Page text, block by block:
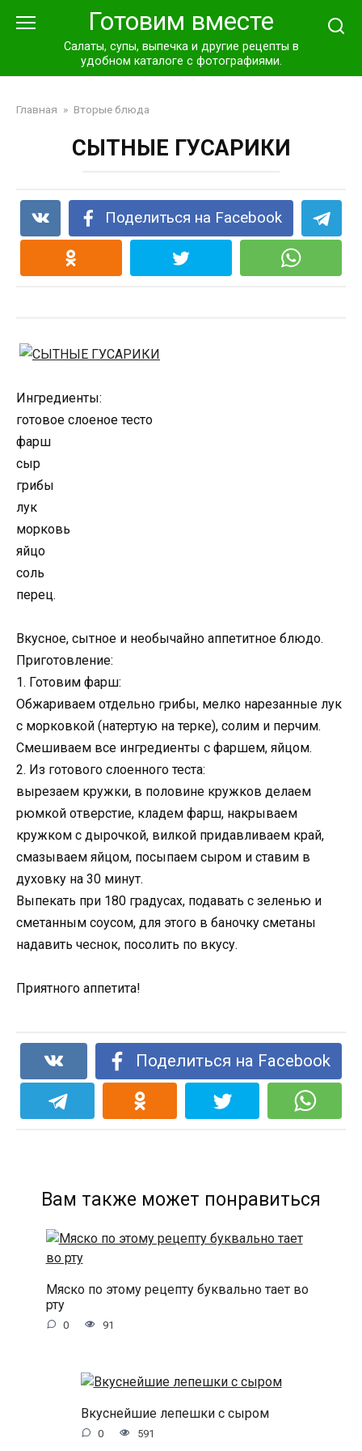
Готовим вместе
Салаты, супы, выпечка и другие рецепты в
удобном каталоге с фотографиями.
Главная » Вторые блюда
СЫТНЫЕ ГУСАРИКИ
Поделиться на Facebook
Ингредиенты:
готовое слоеное тесто
фарш
сыр
грибы
лук
морковь
яйцо
соль
перец.
Вкусное, сытное и необычайно аппетитное блюдо.
Приготовление:
1. Готовим фарш:
Обжариваем отдельно грибы, мелко нарезанные лук
с морковкой (натертую на терке), солим и перчим.
Смешиваем все ингредиенты с фаршем, яйцом.
2. Из готового слоенного теста:
вырезаем кружки, в половине кружков делаем
рюмкой отверстие, кладем фарш, накрываем
кружком с дырочкой, вилкой придавливаем край,
смазываем яйцом, посыпаем сыром и ставим в
духовку на 30 минут.
Выпекать при 180 градусах, подавать с зеленью и
сметанным соусом, для этого в баночку сметаны
надавить чеснок, посолить по вкусу.
Приятного аппетита!
Поделиться на Facebook
Вам также может понравиться
Мяско по этому рецепту буквально тает во
рту
0 91
Вкуснейшие лепешки с сыром
0 591